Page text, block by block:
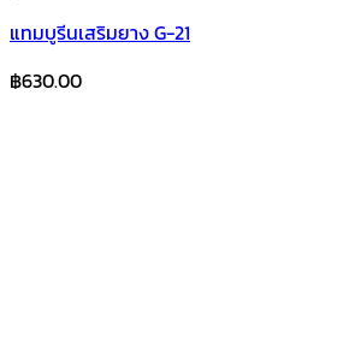
แทมบูรีนเสริมยาง G-21
฿630.00